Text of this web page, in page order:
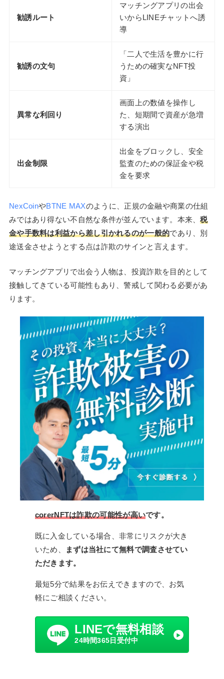
勧誘ルート
マッチングアプリの出会
いからLINEチャットへ誘
導
勧誘の文句
「二人で生活を豊かに行
うための確実なNFT投
資」
異常な利回り
画面上の数値を操作し
た、短期間で資産が急増
する演出
出金制限
出金をブロックし、安全
監査のための保証金や税
金を要求
NexCoinやBTNE MAXのように、正規の金融や商業の仕組
みではあり得ない不自然な条件が並んでいます。本来、税
金や手数料は利益から差し引かれるのが一般的であり、別
途送金させようとする点は詐欺のサインと言えます。
マッチングアプリで出会う人物は、投資詐欺を目的として
接触してきている可能性もあり、警戒して関わる必要があ
ります。
corerNFTは詐欺の可能性が高いです。
既に入金している場合、非常にリスクが大き
いため、
まずは当社にて無料で調査させてい
ただきます。
最短5分で結果をお伝えできますので、お気
軽にご相談ください。
LINEで無料相談
24時間365日受付中